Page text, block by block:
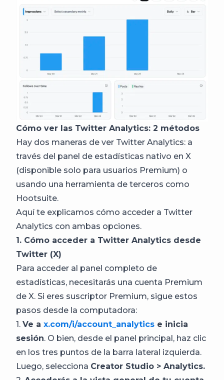
Cómo ver las Twitter Analytics: 2 métodos
Hay dos maneras de ver Twitter Analytics: a
través del panel de estadísticas nativo en X
(disponible solo para usuarios Premium) o
usando una herramienta de terceros como
Hootsuite.
Aquí te explicamos cómo acceder a Twitter
Analytics con ambas opciones.
1. Cómo acceder a Twitter Analytics desde
Twitter (X)
Para acceder al panel completo de
estadísticas, necesitarás una cuenta Premium
de X. Si eres suscriptor Premium, sigue estos
pasos desde la computadora:
1. Ve a x.com/i/account_analytics e inicia
sesión. O bien, desde el panel principal, haz clic
en los tres puntos de la barra lateral izquierda.
Luego, selecciona Creator Studio > Analytics.